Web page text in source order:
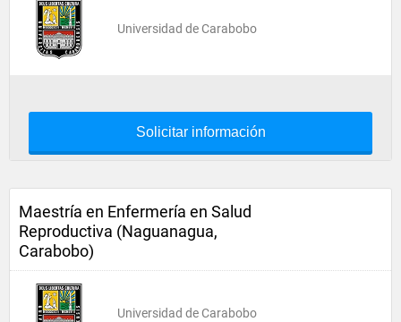
Universidad de Carabobo
Solicitar información
Maestría en Enfermería en Salud
Reproductiva (Naguanagua,
Carabobo)
Universidad de Carabobo